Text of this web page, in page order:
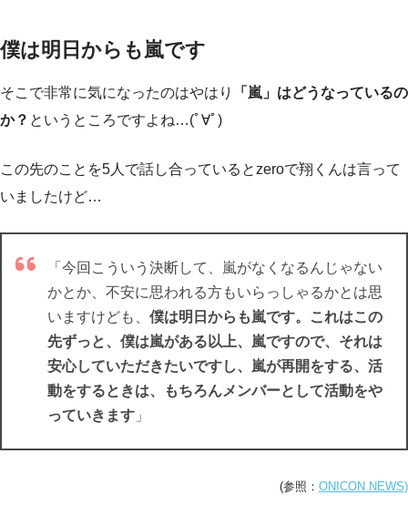
僕は明日からも嵐です
そこで非常に気になったのはやはり
「嵐」はどうなっているの
か？ というところですよね…(ﾟ∀ﾟ)
この先のことを5人で話し合っているとzeroで翔くんは言って
いましたけど…
「今回こういう決断して、嵐がなくなるんじゃない
かとか、不安に思われる方もいらっしゃるかとは思
いますけども、 僕は明日からも嵐です。これはこの
先ずっと、僕は嵐がある以上、嵐ですので、それは
安心していただきたいですし、嵐が再開をする、活
動をするときは、もちろんメンバーとして活動をや
っていきます 」
(参照： ONICON NEWS)